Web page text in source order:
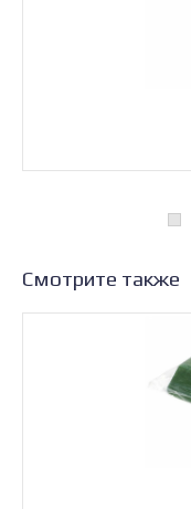
Смотрите также